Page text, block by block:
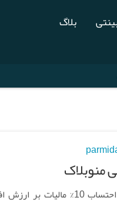
بلاگ
منوبلاک
قیمت محصول با احتساب 10% مالیات بر